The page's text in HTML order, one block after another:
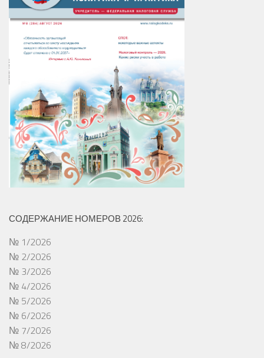
СОДЕРЖАНИЕ НОМЕРОВ 2026:
№ 1/2026
№ 2/2026
№ 3/2026
№ 4/2026
№ 5/2026
№ 6/2026
№ 7/2026
№ 8/2026